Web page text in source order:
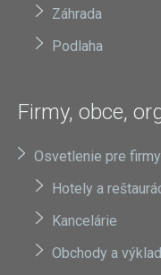
Záhrada
Podlaha
Firmy, obce,
Osvetlenie pre firmy
Hotely a
Kancelárie
Obchody a